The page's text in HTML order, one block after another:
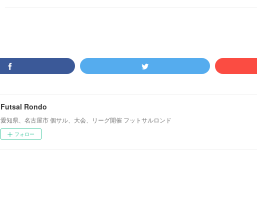
Futsal Rondo
愛知県、名古屋市 個サル、大会、リーグ開催 フットサルロンド
フォロー